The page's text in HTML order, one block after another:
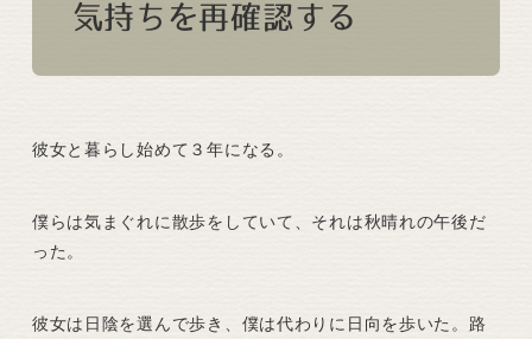
気持ちを再確認する
彼女と暮らし始めて３年になる。
僕らは気まぐれに散歩をしていて、それは秋晴れの午後だ
った。
彼女は日陰を選んで歩き、僕は代わりに日向を歩いた。路